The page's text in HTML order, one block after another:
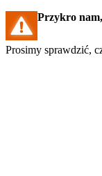
Przykro
Prosimy sprawdzić,